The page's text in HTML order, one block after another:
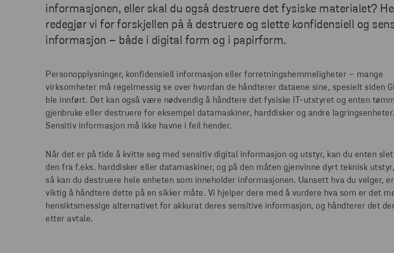
informasjonen, eller skal du også destruere det fysiske materialet?
redegjør vi for forskjellen på å destruere og slette konfidensiell og
informasjon – både i digital form og i papirform.
Personopplysninger, konfidensiell informasjon eller forretningshemmeligheter – mange
virksomheter må regelmessig se over hvordan de håndterer dataene sine, spesielt siden
ble innført. Det kan også være nødvendig å håndtere det fysiske IT-utstyret og enten
gjenbruke eller destruere for eksempel datamaskiner, harddisker og andre lagringsenheter.
Sensitiv informasjon må ikke havne i feil hender.
Når det er på tide å kvitte seg med sensitiv digital informasjon og utstyr, kan du enten
den fra f.eks. harddisker eller datamaskiner, og på den måten gjenvinne dyrt teknisk
så kan du destruere hele enheten som inneholder informasjonen. Uansett hva du velger,
viktig å håndtere dette på en sikker måte. Vi hjelper dere med å vurdere hva som er det
hensiktsmessige alternativet for akkurat deres sensitive informasjon, og håndterer det
etter avtale.